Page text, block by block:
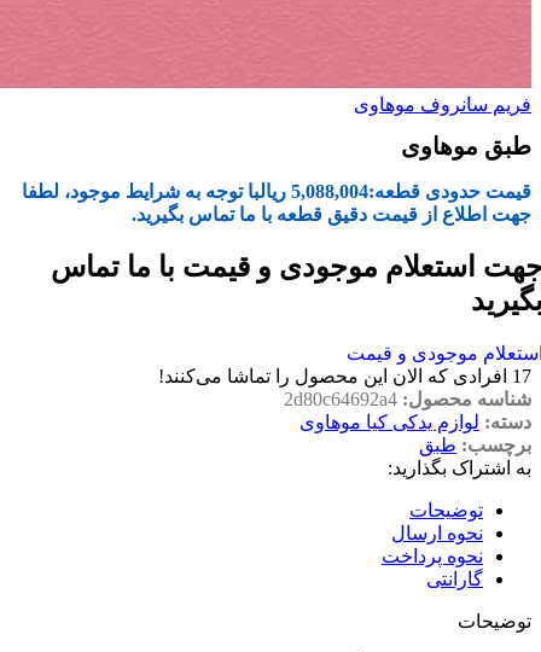
فریم سانروف موهاوی
طبق موهاوی
قیمت حدودی قطعه:5,088,004 ریالبا توجه به شرایط موجود، لطفا
جهت اطلاع از قیمت دقیق قطعه با ما تماس بگیرید.
استعلام موجودی و قیمت با ما تماس
موجودی و قیمت
17 افرادی که الان این محصول را تماشا می‌کنند!
شناسه محصول: 2d80c64692a4
دسته: لوازم یدکی کیا موهاوی
برچسب: طبق
به اشتراک بگذارید:
توضیحات
نحوه ارسال
نحوه پرداخت
گارانتی
توضیحات